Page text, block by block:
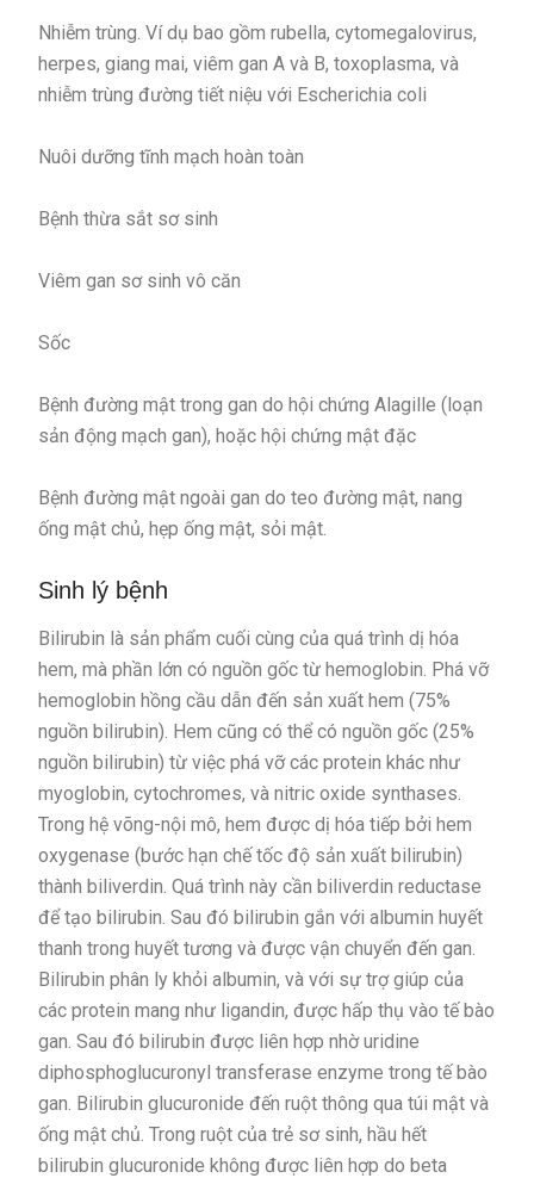
Nhiễm trùng. Ví dụ bao gồm rubella, cytomegalovirus,
herpes, giang mai, viêm gan A và B, toxoplasma, và
nhiễm trùng đường tiết niệu với Escherichia coli
Nuôi dưỡng tĩnh mạch hoàn toàn
Bệnh thừa sắt sơ sinh
Viêm gan sơ sinh vô căn
Sốc
Bệnh đường mật trong gan do hội chứng Alagille (loạn
sản động mạch gan), hoặc hội chứng mật đặc
Bệnh đường mật ngoài gan do teo đường mật, nang
ống mật chủ, hẹp ống mật, sỏi mật.
Sinh lý bệnh
Bilirubin là sản phẩm cuối cùng của quá trình dị hóa
hem, mà phần lớn có nguồn gốc từ hemoglobin. Phá vỡ
hemoglobin hồng cầu dẫn đến sản xuất hem (75%
nguồn bilirubin). Hem cũng có thể có nguồn gốc (25%
nguồn bilirubin) từ việc phá vỡ các protein khác như
myoglobin, cytochromes, và nitric oxide synthases.
Trong hệ võng-nội mô, hem được dị hóa tiếp bởi hem
oxygenase (bước hạn chế tốc độ sản xuất bilirubin)
thành biliverdin. Quá trình này cần biliverdin reductase
để tạo bilirubin. Sau đó bilirubin gắn với albumin huyết
thanh trong huyết tương và được vận chuyển đến gan.
Bilirubin phân ly khỏi albumin, và với sự trợ giúp của
các protein mang như ligandin, được hấp thụ vào tế bào
gan. Sau đó bilirubin được liên hợp nhờ uridine
diphosphoglucuronyl transferase enzyme trong tế bào
gan. Bilirubin glucuronide đến ruột thông qua túi mật và
ống mật chủ. Trong ruột của trẻ sơ sinh, hầu hết
bilirubin glucuronide không được liên hợp do beta